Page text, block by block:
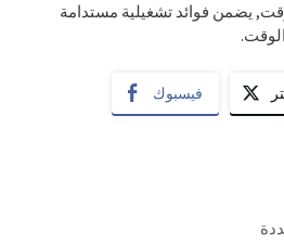
يضمن فوائد تشغيلية مستدامة
فيسبوك